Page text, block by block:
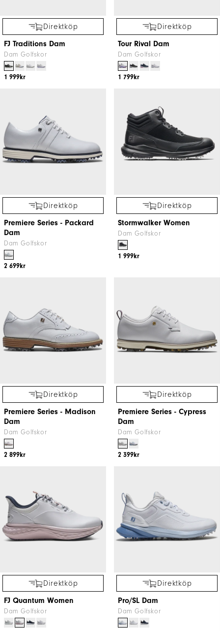
Direktköp
FJ Traditions Dam
Dam Golfskor
1 999kr
Direktköp
Tour Rival Dam
Dam Golfskor
1 799kr
Direktköp
Premiere Series - Packard
Dam
Dam Golfskor
2 699kr
Direktköp
Stormwalker Women
Dam Golfskor
1 999kr
Direktköp
Premiere Series - Madison
Dam
Dam Golfskor
2 899kr
Direktköp
Premiere Series - Cypress
Dam
Dam Golfskor
2 399kr
Direktköp
FJ Quantum Women
Dam Golfskor
Direktköp
Pro/SL Dam
Dam Golfskor